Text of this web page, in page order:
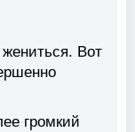
Вот
громкий